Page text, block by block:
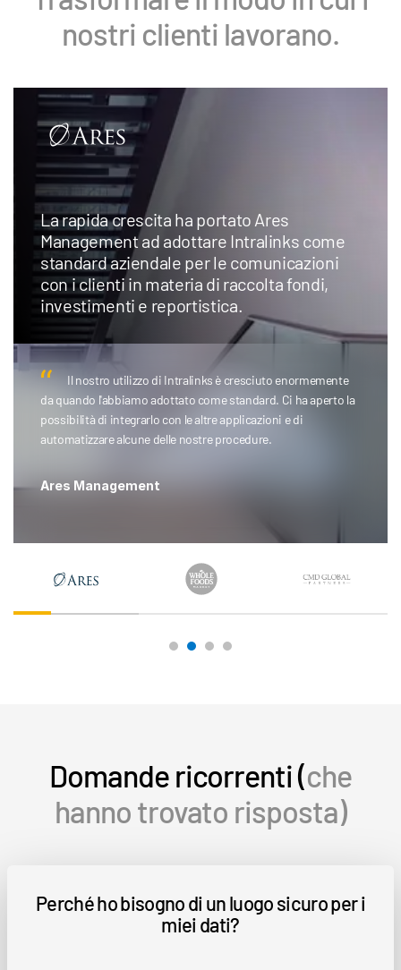
nostri clienti lavorano.
La rapida crescita ha portato Ares
Management ad adottare Intralinks come
standard aziendale per le comunicazioni
con i clienti in materia di raccolta fondi,
investimenti e reportistica.
Il nostro utilizzo di Intralinks è cresciuto enormemente
da quando l'abbiamo adottato come standard. Ci ha aperto la
possibilità di integrarlo con le altre applicazioni e di
automatizzare alcune delle nostre procedure.
Ares Management
Domande ricorrenti (che
hanno trovato risposta)
Perché ho bisogno di un luogo sicuro per i
miei dati?